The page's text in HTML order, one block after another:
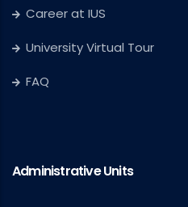
Career at IUS
University Virtual Tour
FAQ
Administrative Units